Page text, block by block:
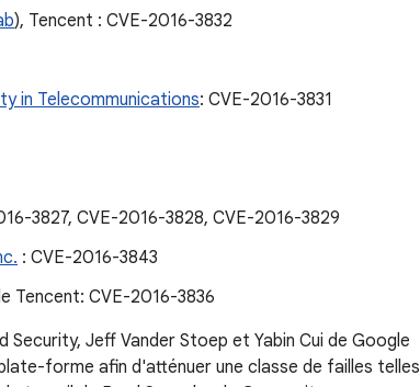
), Tencent : CVE-2016-3832
in Telecommunications: CVE-2016-3831
3827, CVE-2016-3828, CVE-2016-3829
: CVE-2016-3843
Tencent: CVE-2016-3836
Jeff Vander Stoep et Yabin Cui de Google
forme afin d'atténuer une classe de failles telles